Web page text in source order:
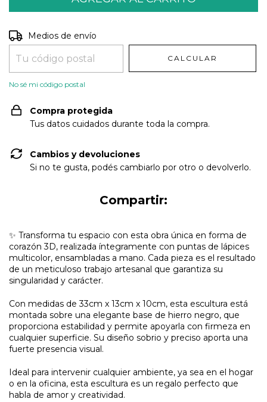
Entregas para el CP:
Medios de envío
CALCULAR
No sé mi código postal
Compra protegida
Tus datos cuidados durante toda la compra.
Cambios y devoluciones
Si no te gusta, podés cambiarlo por otro o devolverlo.
Compartir:
✨ Transforma tu espacio con esta obra única en forma de
corazón 3D, realizada íntegramente con puntas de lápices
multicolor, ensambladas a mano. Cada pieza es el resultado
de un meticuloso trabajo artesanal que garantiza su
singularidad y carácter.
Con medidas de 33cm x 13cm x 10cm, esta escultura está
montada sobre una elegante base de hierro negro, que
proporciona estabilidad y permite apoyarla con firmeza en
cualquier superficie. Su diseño sobrio y preciso aporta una
fuerte presencia visual.
Ideal para intervenir cualquier ambiente, ya sea en el hogar
o en la oficina, esta escultura es un regalo perfecto que
habla de amor y creatividad.